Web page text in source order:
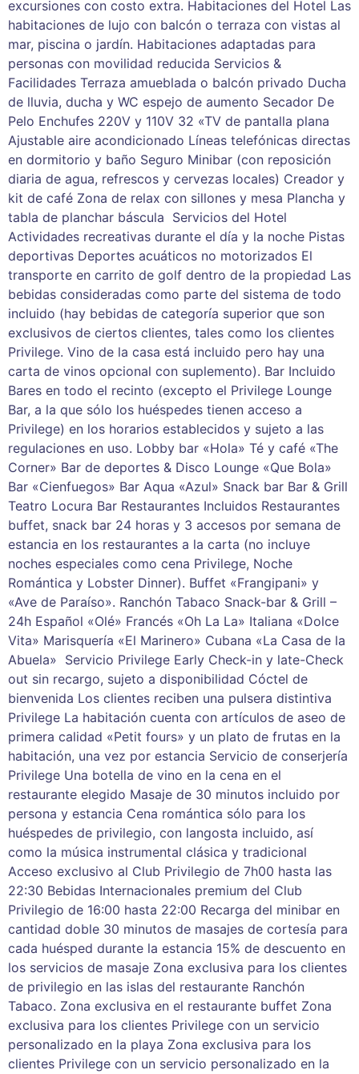
excursiones con costo extra. Habitaciones del Hotel Las
habitaciones de lujo con balcón o terraza con vistas al
mar, piscina o jardín. Habitaciones adaptadas para
personas con movilidad reducida Servicios &
Facilidades Terraza amueblada o balcón privado Ducha
de lluvia, ducha y WC espejo de aumento Secador De
Pelo Enchufes 220V y 110V 32 «TV de pantalla plana
Ajustable aire acondicionado Líneas telefónicas directas
en dormitorio y baño Seguro Minibar (con reposición
diaria de agua, refrescos y cervezas locales) Creador y
kit de café Zona de relax con sillones y mesa Plancha y
tabla de planchar báscula Servicios del Hotel
Actividades recreativas durante el día y la noche Pistas
deportivas Deportes acuáticos no motorizados El
transporte en carrito de golf dentro de la propiedad Las
bebidas consideradas como parte del sistema de todo
incluido (hay bebidas de categoría superior que son
exclusivos de ciertos clientes, tales como los clientes
Privilege. Vino de la casa está incluido pero hay una
carta de vinos opcional con suplemento). Bar Incluido
Bares en todo el recinto (excepto el Privilege Lounge
Bar, a la que sólo los huéspedes tienen acceso a
Privilege) en los horarios establecidos y sujeto a las
regulaciones en uso. Lobby bar «Hola» Té y café «The
Corner» Bar de deportes & Disco Lounge «Que Bola»
Bar «Cienfuegos» Bar Aqua «Azul» Snack bar Bar & Grill
Teatro Locura Bar Restaurantes Incluidos Restaurantes
buffet, snack bar 24 horas y 3 accesos por semana de
estancia en los restaurantes a la carta (no incluye
noches especiales como cena Privilege, Noche
Romántica y Lobster Dinner). Buffet «Frangipani» y
«Ave de Paraíso». Ranchón Tabaco Snack-bar & Grill –
24h Español «Olé» Francés «Oh La La» Italiana «Dolce
Vita» Marisquería «El Marinero» Cubana «La Casa de la
Abuela» Servicio Privilege Early Check-in y late-Check
out sin recargo, sujeto a disponibilidad Cóctel de
bienvenida Los clientes reciben una pulsera distintiva
Privilege La habitación cuenta con artículos de aseo de
primera calidad «Petit fours» y un plato de frutas en la
habitación, una vez por estancia Servicio de conserjería
Privilege Una botella de vino en la cena en el
restaurante elegido Masaje de 30 minutos incluido por
persona y estancia Cena romántica sólo para los
huéspedes de privilegio, con langosta incluido, así
como la música instrumental clásica y tradicional
Acceso exclusivo al Club Privilegio de 7h00 hasta las
22:30 Bebidas Internacionales premium del Club
Privilegio de 16:00 hasta 22:00 Recarga del minibar en
cantidad doble 30 minutos de masajes de cortesía para
cada huésped durante la estancia 15% de descuento en
los servicios de masaje Zona exclusiva para los clientes
de privilegio en las islas del restaurante Ranchón
Tabaco. Zona exclusiva en el restaurante buffet Zona
exclusiva para los clientes Privilege con un servicio
personalizado en la playa Zona exclusiva para los
clientes Privilege con un servicio personalizado en la